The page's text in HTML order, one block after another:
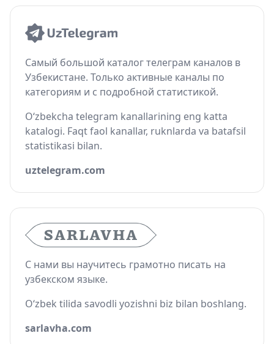
Самый большой каталог телеграм каналов в
Узбекистане. Только активные каналы по
категориям и с подробной статистикой.
O‘zbekcha telegram kanallarining eng katta
katalogi. Faqt faol kanallar, ruknlarda va batafsil
statistikasi bilan.
uztelegram.com
С нами вы научитесь грамотно писать на
узбекском языке.
O‘zbek tilida savodli yozishni biz bilan boshlang.
sarlavha.com